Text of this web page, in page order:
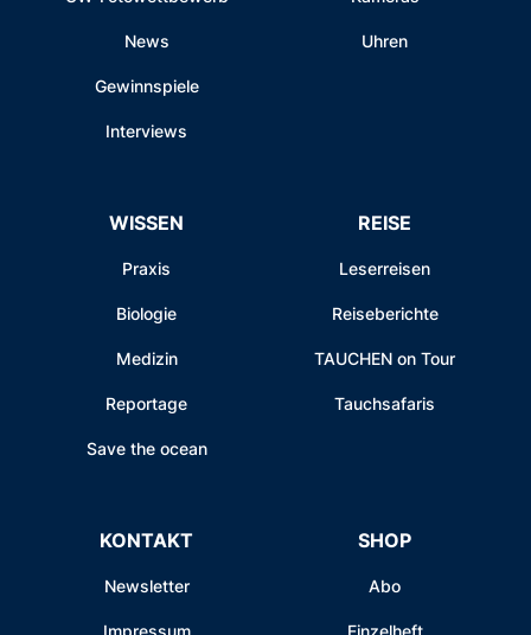
News
Gewinnspiele
Interviews
Uhren
WISSEN
Praxis
Biologie
Medizin
Reportage
Save the ocean
REISE
Leserreisen
Reiseberichte
TAUCHEN on Tour
Tauchsafaris
KONTAKT
Newsletter
SHOP
Abo